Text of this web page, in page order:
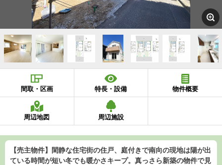
間取・区画 特長・設備 物件概要
周辺地図 周辺施設
【売主物件】閑静な住宅街の住戸、庭付きで南向の現地は陽が出
ている時間が短い冬でも暖かさキープ。真っさら新築の物件で見